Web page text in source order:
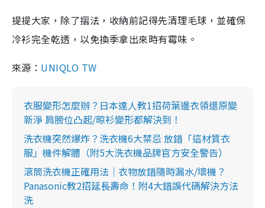
提提大家，除了摺法，收納前記得先清理毛球，並確保
冷衫完全乾透，以免換季拿出來時有霉味。
來源： UNIQLO TW
衣服變形怎麼辦？日本達人教1招荷葉邊衣領還原變
新淨 肩膀位凸起/晾衫變形都解決到！
洗衣機突然爆炸？洗衣機6大禁忌 放錯「這材質衣
服」機件解體（附5大洗衣機品牌官方安全警告）
滾筒洗衣機正確用法｜衣物放錯隨時漏水/壞機？
Panasonic教2招延長壽命！附4大錯誤代碼解決方法
洗